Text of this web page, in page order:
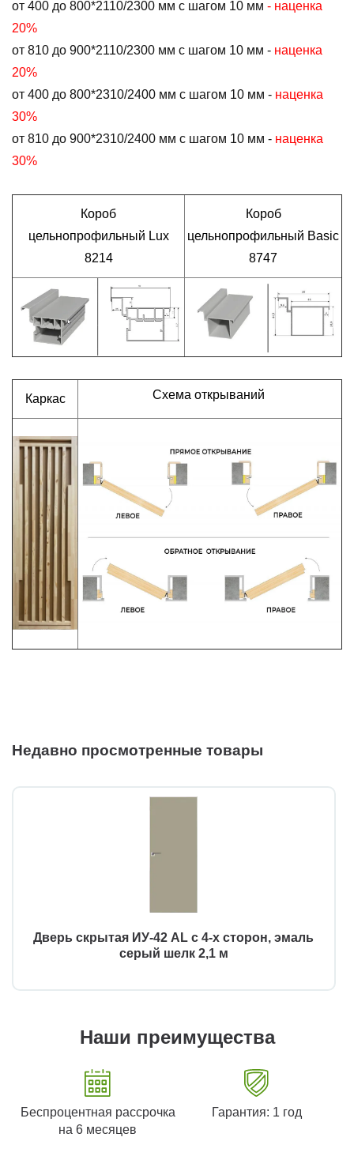
от 400 до 800*2110/2300 мм с шагом 10 мм - наценка
20%
от 810 до 900*2110/2300 мм с шагом 10 мм - наценка
20%
от 400 до 800*2310/2400 мм с шагом 10 мм - наценка
30%
от 810 до 900*2310/2400 мм с шагом 10 мм - наценка
30%
Короб
цельнопрофильный Lux
8214
Короб
цельнопрофильный Basic
8747
Каркас Схема открываний
Недавно просмотренные товары
Дверь скрытая ИУ-42 AL с 4-х сторон, эмаль
серый шелк 2,1 м
Наши преимущества
Беспроцентная рассрочка
на 6 месяцев
Гарантия: 1 год